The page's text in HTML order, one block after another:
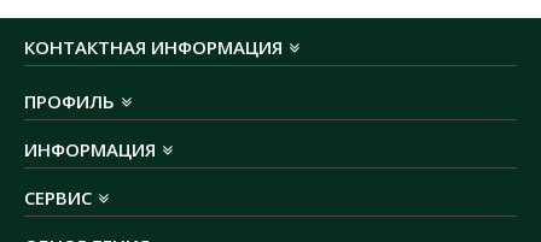
гарантия:2 года
штрих-код:4821191320021
КОНТАКТНАЯ ИНФОРМАЦИЯ
ПРОФИЛЬ
ИНФОРМАЦИЯ
СЕРВИС